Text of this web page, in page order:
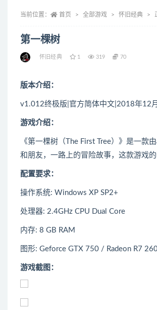
当前位置： 首页 全部游戏 怀旧经典
第一棵树
怀旧经典 1 319 70
版本介绍：
v1.012终极版|官方简体中文|2018年12
游戏介绍：
《第一棵树（The First Tree）》是一
和朋友，一路上的冒险故事，这款游戏
配置要求：
操作系统: Windows XP SP2+
处理器: 2.4GHz CPU Dual Core
内存: 8 GB RAM
图形: Geforce GTX 750 / Radeon R7
游戏截图：